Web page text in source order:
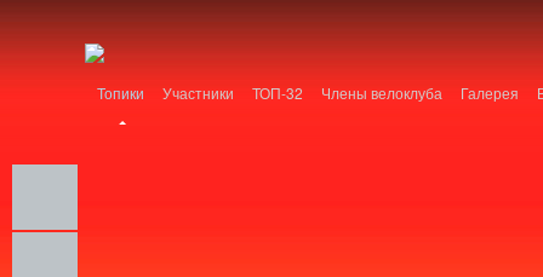
Топики Участники ТОП-32 Члены велоклуба Галерея